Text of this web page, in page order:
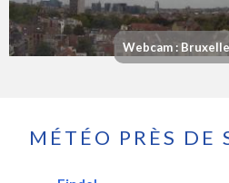
Webcam :
MÉTÉO PRÈS DE